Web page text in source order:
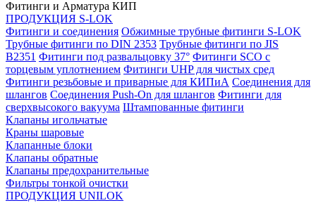
Фитинги и Арматура КИП
ПРОДУКЦИЯ S-LOK
Фитинги и соединения Обжимные трубные фитинги S-LOK
Трубные фитинги по DIN 2353 Трубные фитинги по JIS
B2351 Фитинги под развальцовку 37° Фитинги SCO с
торцевым уплотнением Фитинги UHP для чистых сред
Фитинги резьбовые и приварные для КИПиА Соединения для
шлангов Соединения Push-On для шлангов Фитинги для
сверхвысокого вакуума Штампованные фитинги
Клапаны игольчатые
Краны шаровые
Клапанные блоки
Клапаны обратные
Клапаны предохранительные
Фильтры тонкой очистки
ПРОДУКЦИЯ UNILOK